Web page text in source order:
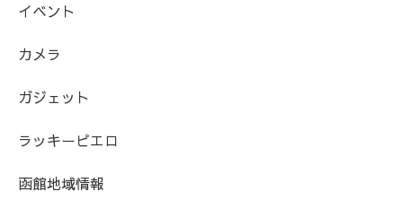
イベント
カメラ
ガジェット
ラッキーピエロ
函館地域情報